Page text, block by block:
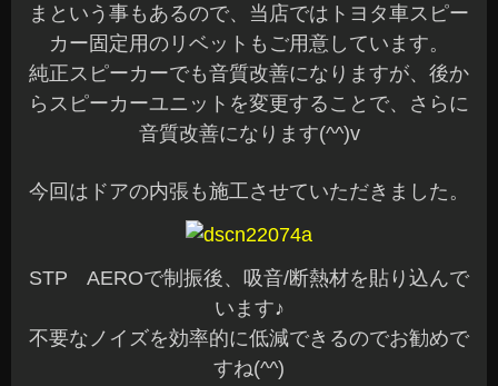
まという事もあるので、当店ではトヨタ車スピー
カー固定用のリベットもご用意しています。
純正スピーカーでも音質改善になりますが、後か
らスピーカーユニットを変更することで、さらに
音質改善になります(^^)v
今回はドアの内張も施工させていただきました。
STP AEROで制振後、吸音/断熱材を貼り込んで
います♪
不要なノイズを効率的に低減できるのでお勧めで
すね(^^)